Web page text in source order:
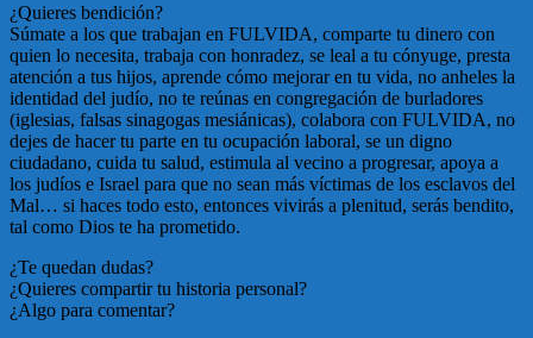
¿Quieres bendición?
Súmate a los que trabajan en FULVIDA, comparte tu dinero con
quien lo necesita, trabaja con honradez, se leal a tu cónyuge, presta
atención a tus hijos, aprende cómo mejorar en tu vida, no anheles la
identidad del judío, no te reúnas en congregación de burladores
(iglesias, falsas sinagogas mesiánicas), colabora con FULVIDA, no
dejes de hacer tu parte en tu ocupación laboral, se un digno
ciudadano, cuida tu salud, estimula al vecino a progresar, apoya a
los judíos e Israel para que no sean más víctimas de los esclavos del
Mal… si haces todo esto, entonces vivirás a plenitud, serás bendito,
tal como Dios te ha prometido.
¿Te quedan dudas?
¿Quieres compartir tu historia personal?
¿Algo para comentar?